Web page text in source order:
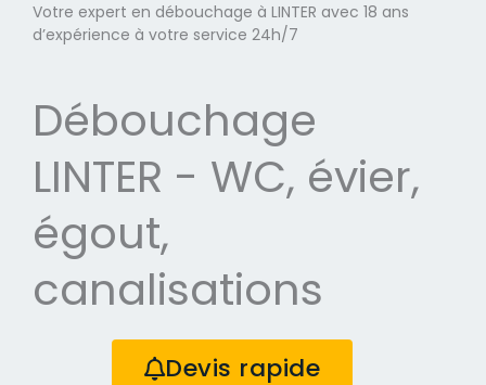
Votre expert en débouchage à LINTER avec 18 ans
d’expérience à votre service 24h/7
Débouchage
LINTER - WC, évier,
égout,
canalisations
Devis rapide